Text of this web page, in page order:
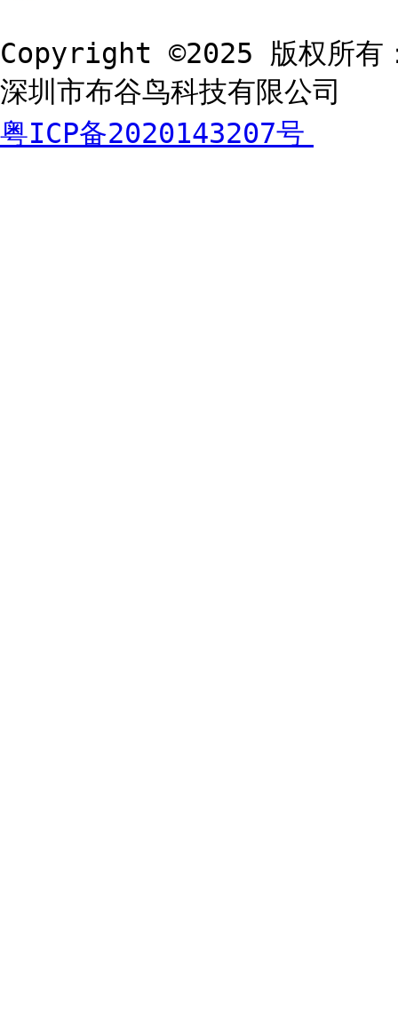
Copyright ©2025 版权所有
深圳市布谷鸟科技有限公司
粤ICP备2020143207号